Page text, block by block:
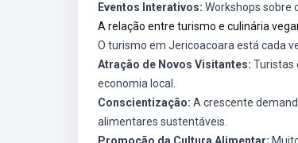
Eventos Interativos: Workshops sobre
A relação entre turismo e culinária
O turismo em Jericoacoara está cada
Atração de Novos Visitantes: Turistas
economia local.
Conscientização: A crescente
alimentares sustentáveis.